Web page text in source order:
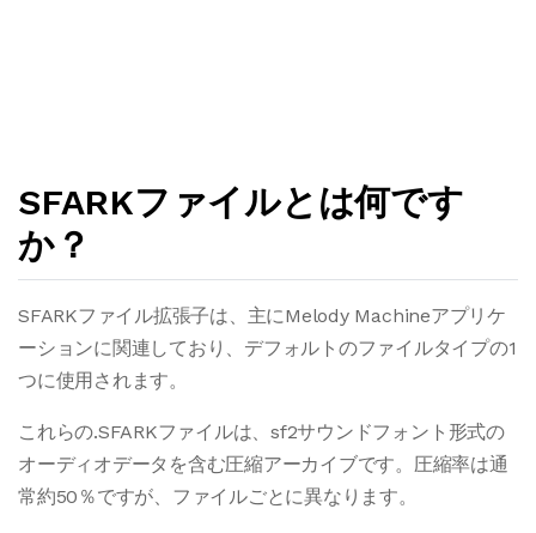
SFARKファイルとは何です
か？
SFARKファイル拡張子は、主にMelody Machineアプリケ
ーションに関連しており、デフォルトのファイルタイプの1
つに使用されます。
これらの.SFARKファイルは、sf2サウンドフォント形式の
オーディオデータを含む圧縮アーカイブです。圧縮率は通
常約50％ですが、ファイルごとに異なります。